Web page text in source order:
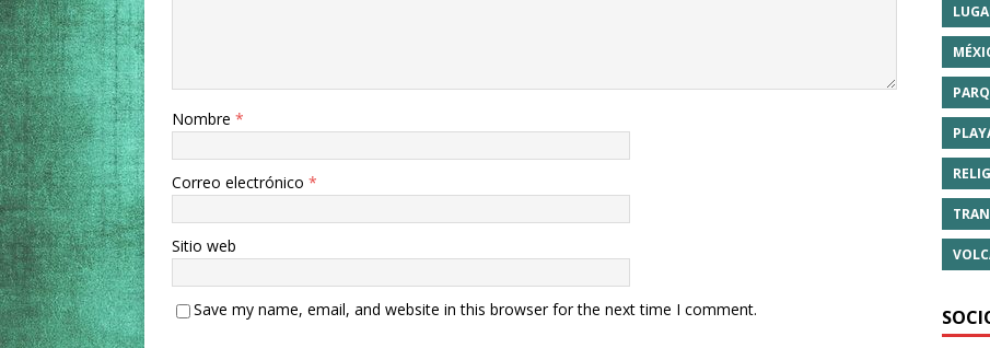
Nombre *
Correo electrónico *
Sitio web
Save my name, email, and website in this browser for the next time I comment.